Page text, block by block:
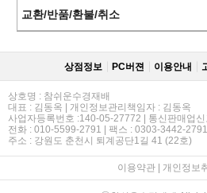
교환/반품/환불/취소
상점정보 PC버젼 이용안내
상호명 : 참쉬운수경재배
대표 : 김동옥 | 개인정보관리책임자 : 김동옥
사업자등록번호 :140-05-27772 | 통신판매업
전화 : 010-5599-2791 | 팩스 : 0303-3442-2791
주소 : 강원도 춘천시 퇴계공단1길 41 (22호)
이용약관| 개인정보